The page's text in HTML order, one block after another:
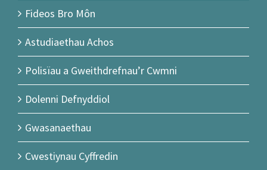
Fideos Bro Môn
Astudiaethau Achos
Polisïau a Gweithdrefnau’r Cwmni
Dolenni Defnyddiol
Gwasanaethau
Cwestiynau Cyffredin